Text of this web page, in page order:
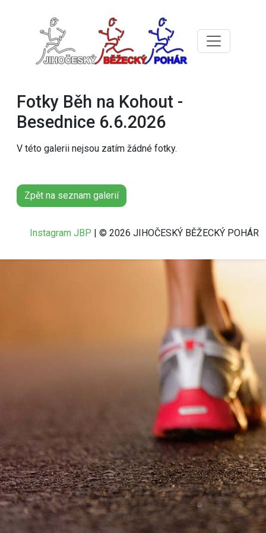
Fotky Běh na Kohout -
Besednice 6.6.2026
V této galerii nejsou zatím žádné fotky.
Zpět na seznam galerií
Instagram JBP | © 2026 JIHOČESKÝ BĚŽECKÝ POHÁR